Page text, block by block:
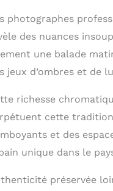
photographes
des nuances
une balade
jeux d’ombres et de
richesse
cette
et des
unique dans le
préservée